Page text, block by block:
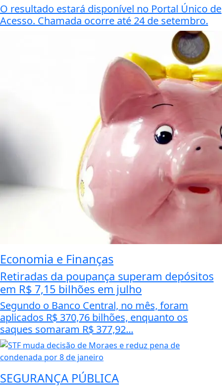
O resultado estará disponível no Portal Único de
Acesso. Chamada ocorre até 24 de setembro.
Economia e Finanças
Retiradas da poupança superam depósitos
em R$ 7,15 bilhões em julho
Segundo o Banco Central, no mês, foram
aplicados R$ 370,76 bilhões, enquanto os
saques somaram R$ 377,92...
SEGURANÇA PÚBLICA